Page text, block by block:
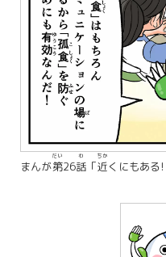
まんが第
だい
26話
わ
「近
ちか
くにもある!